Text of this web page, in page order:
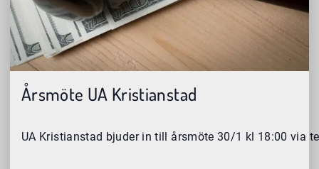
Årsmöte UA Kristianstad
UA Kristianstad bjuder in till årsmöte 30/1 kl 18:00 via